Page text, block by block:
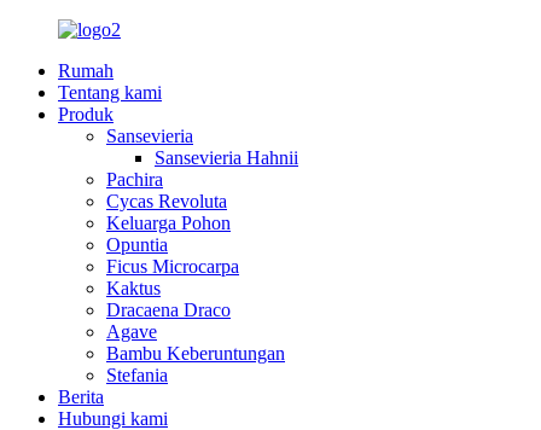
Rumah
Tentang kami
Produk
Sansevieria
Sansevieria Hahnii
Pachira
Cycas Revoluta
Keluarga Pohon
Opuntia
Ficus Microcarpa
Kaktus
Dracaena Draco
Agave
Bambu Keberuntungan
Stefania
Berita
Hubungi kami